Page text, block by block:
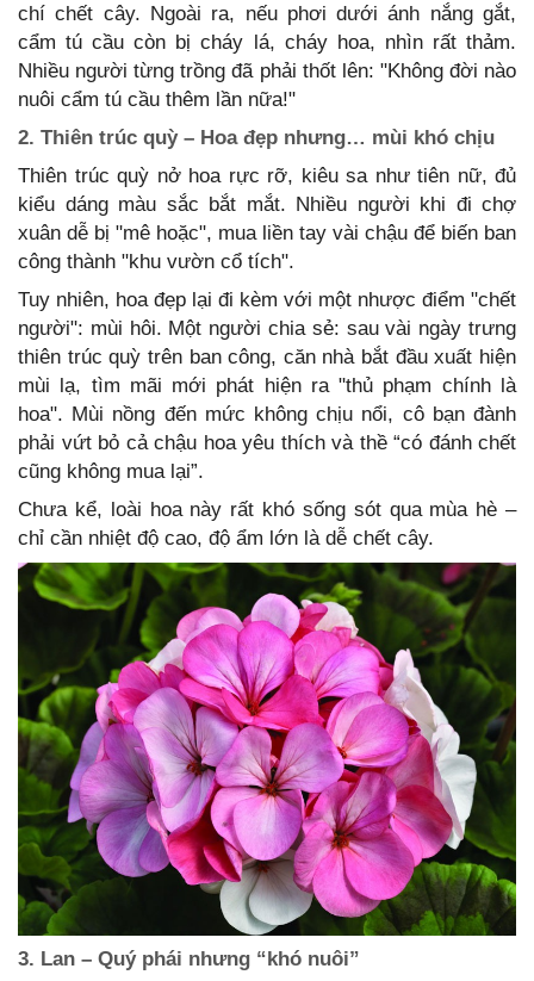
chí chết cây. Ngoài ra, nếu phơi dưới ánh nắng gắt,
cẩm tú cầu còn bị cháy lá, cháy hoa, nhìn rất thảm.
Nhiều người từng trồng đã phải thốt lên: "Không đời nào
nuôi cẩm tú cầu thêm lần nữa!"
2. Thiên trúc quỳ – Hoa đẹp nhưng… mùi khó chịu
Thiên trúc quỳ nở hoa rực rỡ, kiêu sa như tiên nữ, đủ
kiểu dáng màu sắc bắt mắt. Nhiều người khi đi chợ
xuân dễ bị "mê hoặc", mua liền tay vài chậu để biến ban
công thành "khu vườn cổ tích".
Tuy nhiên, hoa đẹp lại đi kèm với một nhược điểm "chết
người": mùi hôi. Một người chia sẻ: sau vài ngày trưng
thiên trúc quỳ trên ban công, căn nhà bắt đầu xuất hiện
mùi lạ, tìm mãi mới phát hiện ra "thủ phạm chính là
hoa". Mùi nồng đến mức không chịu nổi, cô bạn đành
phải vứt bỏ cả chậu hoa yêu thích và thề “có đánh chết
cũng không mua lại”.
Chưa kể, loài hoa này rất khó sống sót qua mùa hè –
chỉ cần nhiệt độ cao, độ ẩm lớn là dễ chết cây.
3. Lan – Quý phái nhưng “khó nuôi”